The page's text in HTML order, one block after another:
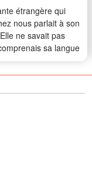
étrangère qui
nous parlait à son
ne savait pas
sa langue